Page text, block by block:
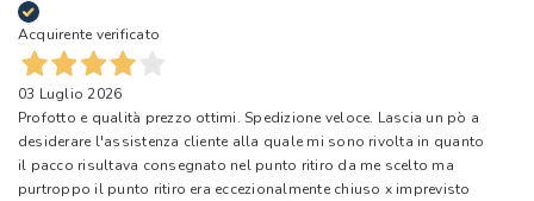
Acquirente verificato
03 Luglio 2026
Profotto e qualità prezzo ottimi. Spedizione veloce. Lascia un pò a
desiderare l'assistenza cliente alla quale mi sono rivolta in quanto
il pacco risultava consegnato nel punto ritiro da me scelto ma
purtroppo il punto ritiro era eccezionalmente chiuso x imprevisto